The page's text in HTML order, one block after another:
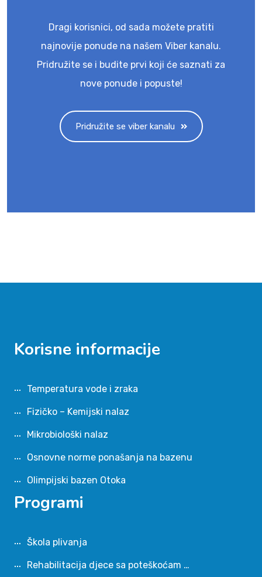
Dragi korisnici, od sada možete pratiti
najnovije ponude na našem Viber kanalu.
Pridružite se i budite prvi koji će saznati za
nove ponude i popuste!
Pridružite se viber kanalu
Korisne informacije
Temperatura vode i zraka
Fizičko – Kemijski nalaz
Mikrobiološki nalaz
Osnovne norme ponašanja na bazenu
Olimpijski bazen Otoka
Programi
Škola plivanja
Rehabilitacija djece sa poteškoćam …